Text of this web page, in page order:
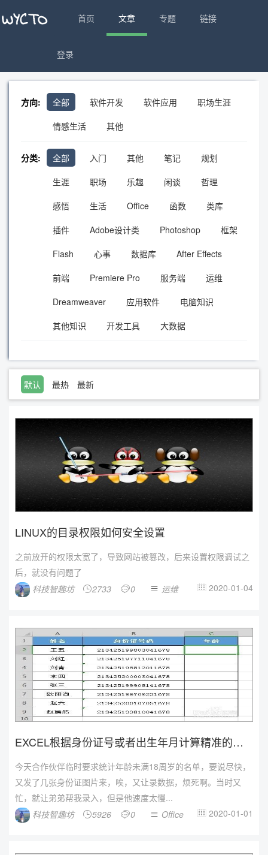
首页 文章 专题 链接
登录
方向: 全部 软件开发 软件应用
职场生涯
情感生活
其他
分类: 全部 入门 其他 笔记
规划
生涯
职场 乐趣 闲谈
哲理
感悟
生活 Office 函数
类库
插件
Adobe设计类 Photoshop
框架
Flash
心事 数据库
After Effects
前端
Premiere Pro 服务端
运维
Dreamweaver
应用软件
电脑知识
其他知识
开发工具 大数据
默认 最热 最新
LINUX的目录权限如何安全设置
之前放开的权限太宽了，导致网站被篡改，后来设置权限调试之
后，就没有问题了
科技智趣坊
2733 0  运维  2020-01-04
EXCEL根据身份证号或者出生年月计算精准的年
今天合作伙伴临时要求统计年龄未满18周岁的名单，要说尽快，
又发了几张身份证图片来，唉，又让录数据，烦死啊。当时又
忙，就让弟弟帮我录入，但是他速度太慢...
科技智趣坊
5926 0  Office  2020-01-01